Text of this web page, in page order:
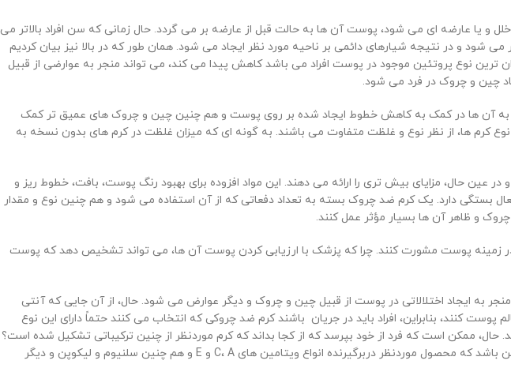
و یا عارضه ای می شود، پوست آن ها به حالت قبل از عارضه بر می گردد. حال زمانی که سن افراد بالاتر می
و در نتیجه شیارهای دائمی بر ناحیه مورد نظر ایجاد می شود. همان طور که در بالا نیز بیان کردیم
ترین نوع پروتئین موجود در پوست افراد می باشد کاهش پیدا می کند، می تواند منجر به عوارضی از قبیل
چین و چروک در فرد می شود.
به آن ها در کمک به کاهش خطوط ایجاد شده بر روی پوست و هم چنین چین و چروک های عمیق تر کمک
کرم ها، از نظر نوع و غلظت متفاوت می باشند. به گونه ای که میزان غلظت در کرم های بدون نسخه به
عین حال، مزایای بیش تری را ارائه می دهند. این مواد افزوده برای بهبود رنگ پوست، بافت، خطوط ریز و
دارد. یک کرم ضد چروک بسته به تعداد دفعاتی که از آن استفاده می شود و هم چنین نوع و مقدار
و ظاهر آن ها بسیار مؤثر عمل کنند.
زمینه پوست مشورت کنند. چرا که پزشک با ارزیابی کردن پوست آن ها، می تواند تشخیص دهد که پوست
به ایجاد اختلالاتی در پوست از قبیل چین و چروک و دیگر عوارض می شود. حال، از آن جایی که آنتی
کنند، بنابراین، افراد باید در جریان باشند کرم ضد چروکی که انتخاب می کنند حتماً دارای این نوع
ممکن است که فرد از خود بپرسد که از کجا بداند که کرم موردنظر از چنین ترکیباتی تشکیل شده است؟
بهترین حالت این است که فرد قبل از خرید، لیست مواد تشکیل دهنده درج شده بر روی کرم ضد چروک را بخواند و مطمئن باشد که محصول موردنظر دربرگیرنده انواع ویتامین های C، A و E و هم چنین سلنیوم و لیکوپن و دیگر